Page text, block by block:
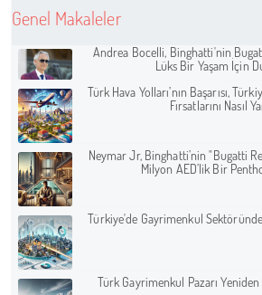
Genel Makaleler
Andrea Bocelli, Binghatti'nin
Lüks Bir Yaşam İçin
Türk Hava Yolları’nın Başarısı,
Fırsatlarını Nasıl
Neymar Jr, Binghatti’nin "Bugatti
Milyon AED’lik Bir
Türkiye'de Gayrimenkul
Türk Gayrimenkul Pazarı